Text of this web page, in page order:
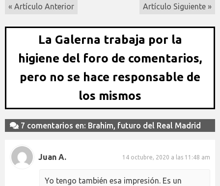
« Artículo Anterior Artículo Siguiente »
La Galerna trabaja por la
higiene del foro de comentarios,
pero no se hace responsable de
los mismos
7 comentarios en: Brahim, futuro del Real Madrid
Juan A. 14 octubre, 2020 a las 11:48 am
Yo tengo también esa impresión. Es un